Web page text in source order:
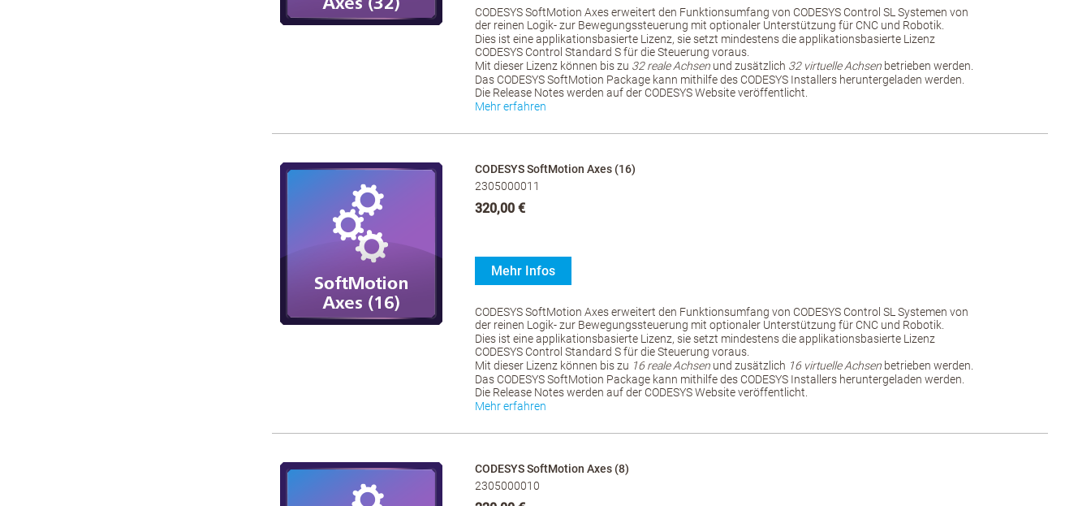
CODESYS SoftMotion Axes erweitert den Funktionsumfang von CODESYS Control SL Systemen von
der reinen Logik- zur Bewegungssteuerung mit optionaler Unterstützung für CNC und Robotik.
Dies ist eine applikationsbasierte Lizenz, sie setzt mindestens die applikationsbasierte Lizenz
CODESYS Control Standard S für die Steuerung voraus.
Mit dieser Lizenz können bis zu 32 reale Achsen und zusätzlich 32 virtuelle Achsen betrieben werden.
Das CODESYS SoftMotion Package kann mithilfe des CODESYS Installers heruntergeladen werden.
Die Release Notes werden auf der CODESYS Website veröffentlicht.
Mehr erfahren
CODESYS SoftMotion Axes (16)
2305000011
320,00 €
Mehr Infos
CODESYS SoftMotion Axes erweitert den Funktionsumfang von CODESYS Control SL Systemen von
der reinen Logik- zur Bewegungssteuerung mit optionaler Unterstützung für CNC und Robotik.
Dies ist eine applikationsbasierte Lizenz, sie setzt mindestens die applikationsbasierte Lizenz
CODESYS Control Standard S für die Steuerung voraus.
Mit dieser Lizenz können bis zu 16 reale Achsen und zusätzlich 16 virtuelle Achsen betrieben werden.
Das CODESYS SoftMotion Package kann mithilfe des CODESYS Installers heruntergeladen werden.
Die Release Notes werden auf der CODESYS Website veröffentlicht.
Mehr erfahren
CODESYS SoftMotion Axes (8)
2305000010